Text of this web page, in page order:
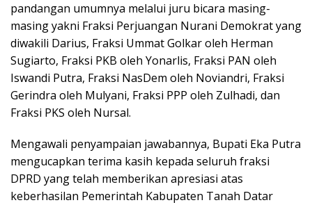
pandangan umumnya melalui juru bicara masing-
masing yakni Fraksi Perjuangan Nurani Demokrat yang
diwakili Darius, Fraksi Ummat Golkar oleh Herman
Sugiarto, Fraksi PKB oleh Yonarlis, Fraksi PAN oleh
Iswandi Putra, Fraksi NasDem oleh Noviandri, Fraksi
Gerindra oleh Mulyani, Fraksi PPP oleh Zulhadi, dan
Fraksi PKS oleh Nursal.
Mengawali penyampaian jawabannya, Bupati Eka Putra
mengucapkan terima kasih kepada seluruh fraksi
DPRD yang telah memberikan apresiasi atas
keberhasilan Pemerintah Kabupaten Tanah Datar